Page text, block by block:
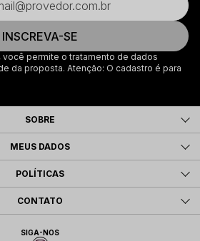
INSCREVA-SE
você permite o tratamento de dados
da proposta. Atenção: O cadastro é para
SOBRE
MEUS DADOS
POLÍTICAS
CONTATO
SIGA-NOS